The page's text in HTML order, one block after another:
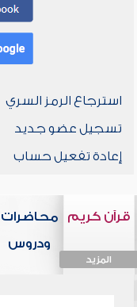
استرجاع الرمز السري
تسجيل عضو جديد
إعادة تفعيل حساب
قرآن كريم
المزيد
محاضرات
ودروس